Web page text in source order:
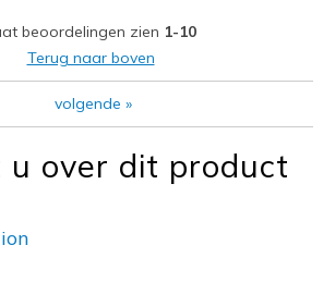
beoordelingen zien 1-10
Terug naar boven
volgende »
over dit product